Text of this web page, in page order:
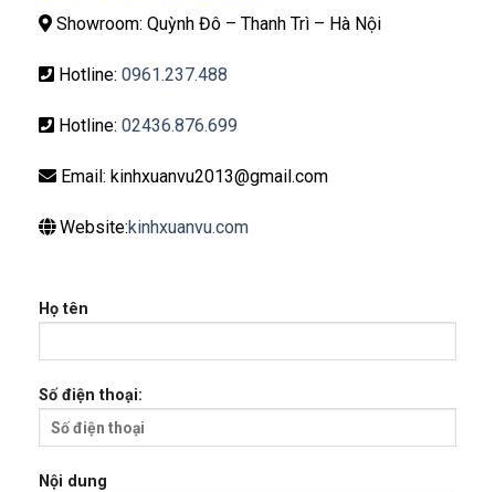
Showroom: Quỳnh Đô – Thanh Trì – Hà Nội
Hotline: 0961.237.488
Hotline: 02436.876.699
Email: kinhxuanvu2013@gmail.com
Website:kinhxuanvu.com
Họ tên
Số điện thoại:
Nội dung